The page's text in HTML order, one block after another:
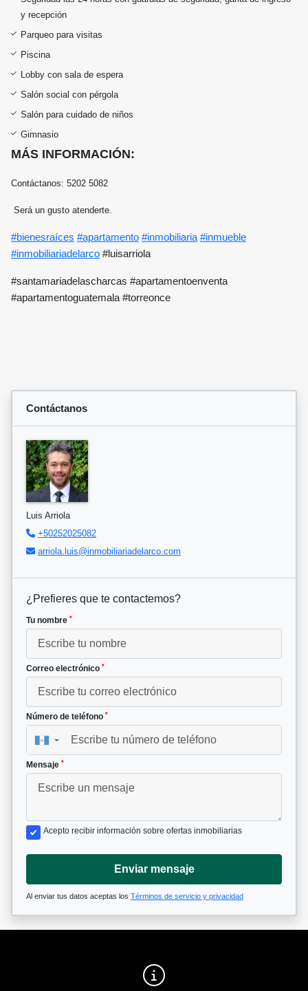
y recepción
Parqueo para visitas
Piscina
Lobby con sala de espera
Salón social con pérgola
Salón para cuidado de niños
Gimnasio
MÁS INFORMACIÓN:
Contáctanos: 5202 5082
Será un gusto atenderte.
#bienesraíces #apartamento #inmobiliaria #inmueble
#inmobiliariadelarco #luisarriola
#santamariadelascharcas #apartamentoenventa
#apartamentoguatemala #torreonce
Contáctanos
Luis Arriola
+50252025082
arriola.luis@inmobiliariadelarco.com
¿Prefieres que te contactemos?
Tu nombre *
Correo electrónico *
Número de teléfono *
▼
Mensaje *
Acepto recibir información sobre ofertas inmobiliarias
Enviar mensaje
Al enviar tus datos aceptas los Términos de servicio y privacidad